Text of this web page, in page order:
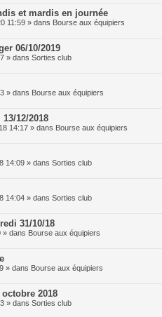
et mardis en journée
11:59 » dans Bourse aux équipiers
06/10/2019
» dans Sorties club
» dans Bourse aux équipiers
12/2018
14:17 » dans Bourse aux équipiers
14:09 » dans Sorties club
14:04 » dans Sorties club
31/10/18
» dans Bourse aux équipiers
» dans Bourse aux équipiers
2018
» dans Sorties club